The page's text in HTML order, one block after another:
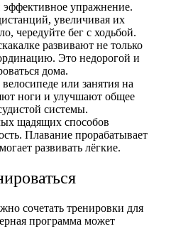
эффективное упражнение.
увеличивая их
чередуйте бег с ходьбой.
развивают не только
Это недорогой и
дома.
или занятия на
ноги и улучшают общее
системы.
щадящих способов
Плавание прорабатывает
развивать лёгкие.
сочетать тренировки для
программа может